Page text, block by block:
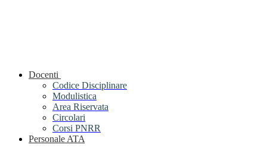
Docenti
Codice Disciplinare
Modulistica
Area Riservata
Circolari
Corsi PNRR
Personale ATA